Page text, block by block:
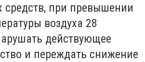
средств, при превышении
воздуха 28
действующее
и переждать снижение